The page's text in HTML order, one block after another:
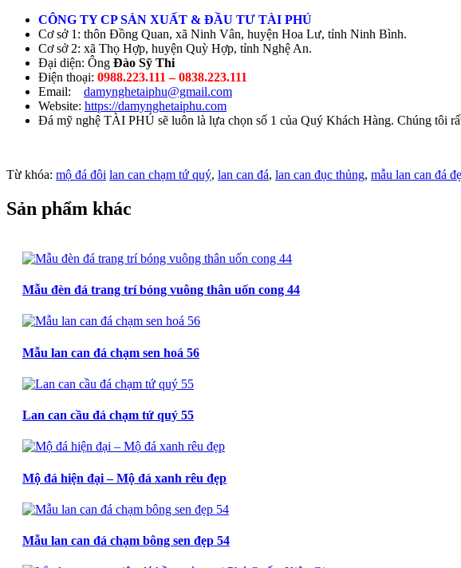
CÔNG TY CP SẢN XUẤT & ĐẦU TƯ TÀI PHÚ
Cơ sở 1: thôn Đồng Quan, xã Ninh Vân, huyện Hoa Lư, tỉnh Ninh Bình.
Cơ sở 2: xã Thọ Hợp, huyện Quỳ Hợp, tỉnh Nghệ An.
Đại diện: Ông Đào Sỹ Thi
Điện thoại: 0988.223.111 – 0838.223.111
Email: damynghetaiphu@gmail.com
Website: https://damynghetaiphu.com
Đá mỹ nghệ TÀI PHÚ sẽ luôn là lựa chọn số 1 của Quý Khách Hàng. Chúng tôi
Từ khóa: mộ đá đôi lan can chạm tứ quý, lan can đá, lan can đục thủng, mẫu lan can đá
Sản phẩm khác
Mẫu đèn đá trang trí bóng vuông thân uốn cong 44
Mẫu lan can đá chạm sen hoá 56
Lan can cầu đá chạm tứ quý 55
Mộ đá hiện đại – Mộ đá xanh rêu đẹp
Mẫu lan can đá chạm bông sen đẹp 54